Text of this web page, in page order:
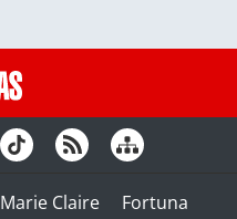
Marie Claire Fortuna